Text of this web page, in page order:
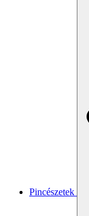
Pincészetek